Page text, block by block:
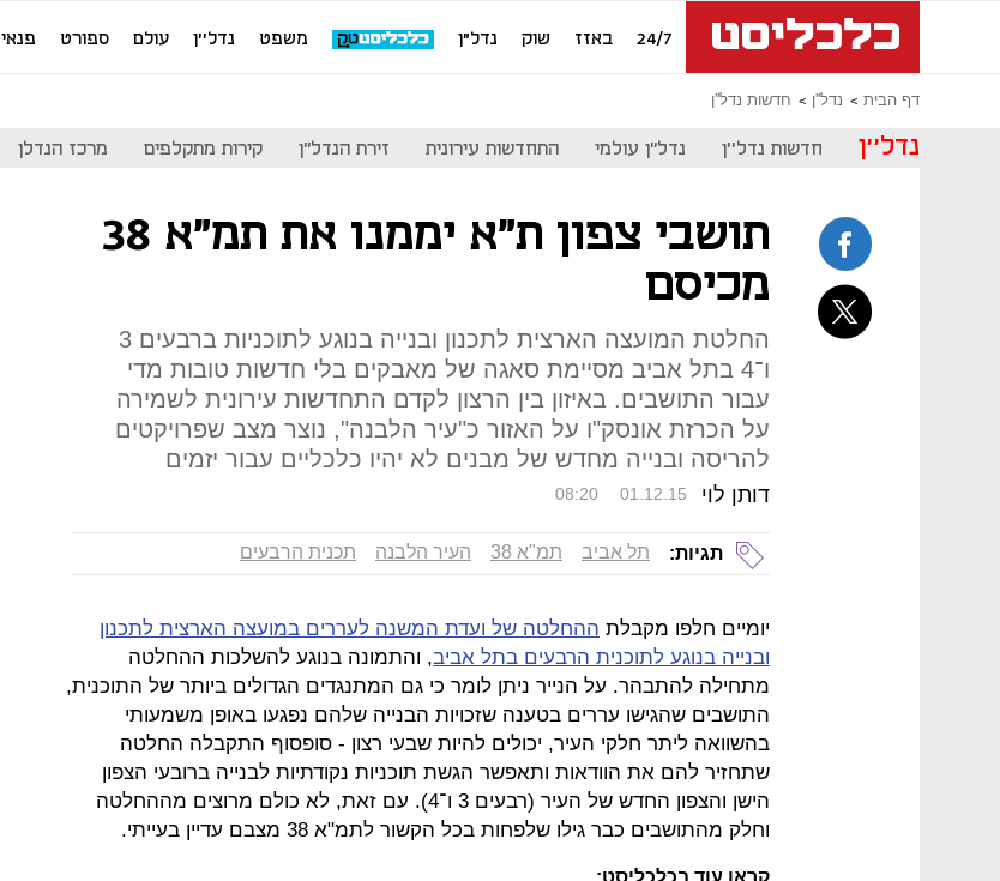
24/7 באזז שוק נדל"ן משפט נדל''ן עולם ספורט פנאי
דף הבית נדל''ן חדשות נדל''ן
נדל''ן חדשות נדל''ן נדל"ן עולמי התחדשות עירונית זירת הנדל"ן קירות מתקלפים מרכז הנדלן
תושבי צפון ת"א יממנו את תמ"א 38
מכיסם
החלטת המועצה הארצית לתכנון ובנייה בנוגע לתוכניות ברבעים 3
ו־4 בתל אביב מסיימת סאגה של מאבקים בלי חדשות טובות מדי
עבור התושבים. באיזון בין הרצון לקדם התחדשות עירונית לשמירה
על הכרזת אונסק"ו על האזור כ"עיר הלבנה", נוצר מצב שפרויקטים
להריסה ובנייה מחדש של מבנים לא יהיו כלכליים עבור יזמים
דותן לוי 08:20 01.12.15
תגיות: תל אביב תמ"א 38 העיר הלבנה תכנית הרבעים
יומיים חלפו מקבלת ההחלטה של ועדת המשנה לעררים במועצה הארצית לתכנון
ובנייה בנוגע לתוכנית הרבעים בתל אביב, והתמונה בנוגע להשלכות ההחלטה
מתחילה להתבהר. על הנייר ניתן לומר כי גם המתנגדים הגדולים ביותר של התוכנית,
התושבים שהגישו עררים בטענה שזכויות הבנייה שלהם נפגעו באופן משמעותי
בהשוואה ליתר חלקי העיר, יכולים להיות שבעי רצון - סופסוף התקבלה החלטה
שתחזיר להם את הוודאות ותאפשר הגשת תוכניות נקודתיות לבנייה ברובעי הצפון
הישן והצפון החדש של העיר (רבעים 3 ו־4). עם זאת, לא כולם מרוצים מההחלטה
וחלק מהתושבים כבר גילו שלפחות בכל הקשור לתמ"א 38 מצבם עדיין בעייתי.
קראו עוד בכלכליסט: